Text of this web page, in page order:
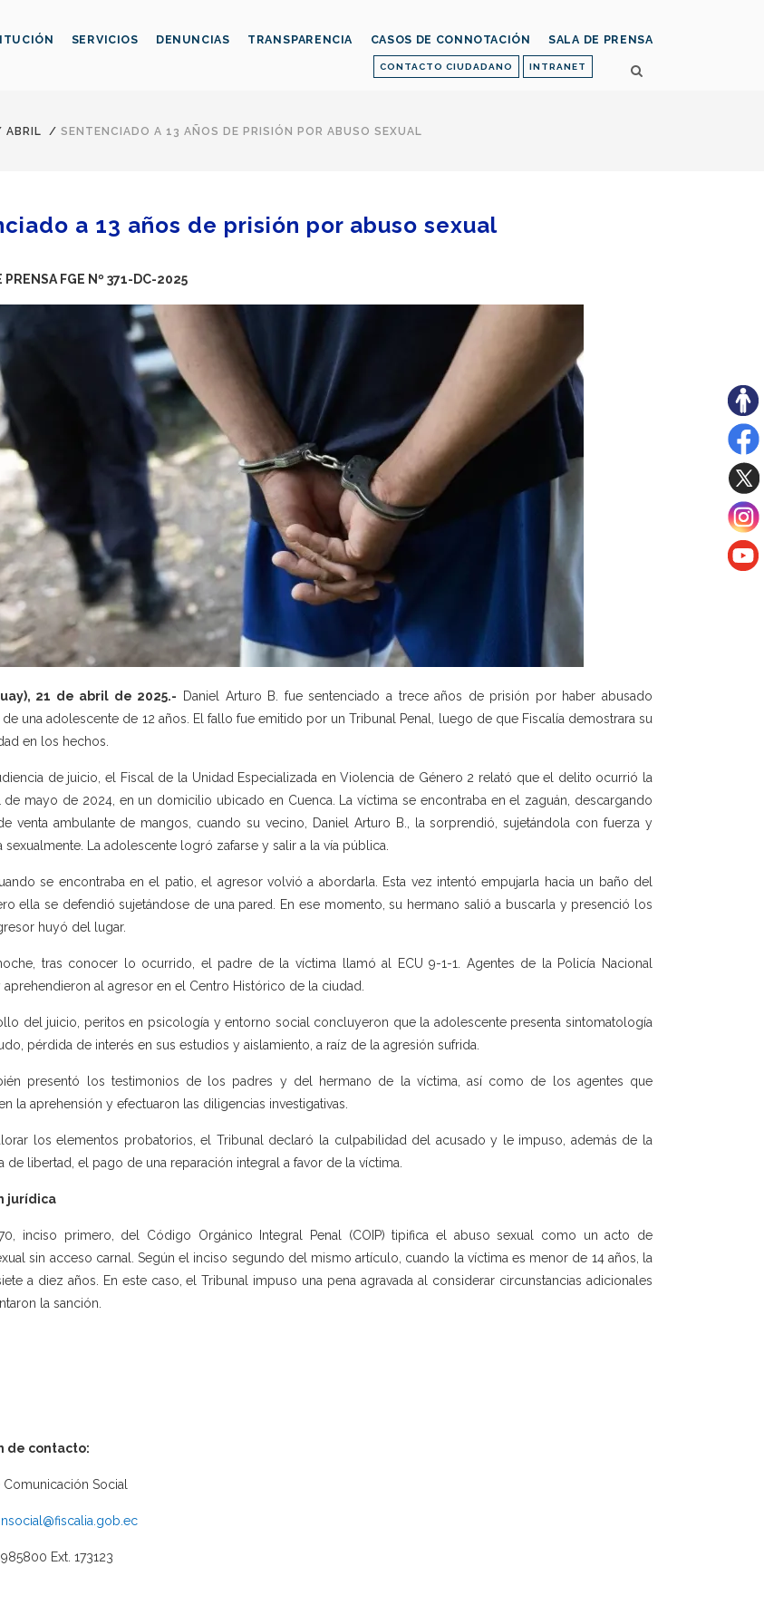
CONTACTO CIUDADANO INTRANET
SERVICIOS DENUNCIAS TRANSPARENCIA CASOS DE CONNOTACIÓN SALA DE PRENSA
ABRIL / SENTENCIADO A 13 AÑOS DE PRISIÓN POR ABUSO SEXUAL
a 13 años de prisión por abuso sexual
PRENSA FGE Nº 371-DC-2025
21 de abril de 2025.- Daniel Arturo B. fue sentenciado a trece años de prisión por haber abusado
una adolescente de 12 años. El fallo fue emitido por un Tribunal Penal, luego de que Fiscalía demostrara su
en los hechos.
de juicio, el Fiscal de la Unidad Especializada en Violencia de Género 2 relató que el delito ocurrió la
de mayo de 2024, en un domicilio ubicado en Cuenca. La víctima se encontraba en el zaguán, descargando
venta ambulante de mangos, cuando su vecino, Daniel Arturo B., la sorprendió, sujetándola con fuerza y
sexualmente. La adolescente logró zafarse y salir a la vía pública.
se encontraba en el patio, el agresor volvió a abordarla. Esta vez intentó empujarla hacia un baño del
ella se defendió sujetándose de una pared. En ese momento, su hermano salió a buscarla y presenció los
huyó del lugar.
tras conocer lo ocurrido, el padre de la víctima llamó al ECU 9-1-1. Agentes de la Policía Nacional
aprehendieron al agresor en el Centro Histórico de la ciudad.
del juicio, peritos en psicología y entorno social concluyeron que la adolescente presenta sintomatología
pérdida de interés en sus estudios y aislamiento, a raíz de la agresión sufrida.
presentó los testimonios de los padres y del hermano de la víctima, así como de los agentes que
la aprehensión y efectuaron las diligencias investigativas.
los elementos probatorios, el Tribunal declaró la culpabilidad del acusado y le impuso, además de la
de libertad, el pago de una reparación integral a favor de la víctima.
jurídica
inciso primero, del Código Orgánico Integral Penal (COIP) tipifica el abuso sexual como un acto de
sin acceso carnal. Según el inciso segundo del mismo artículo, cuando la víctima es menor de 14 años, la
a diez años. En este caso, el Tribunal impuso una pena agravada al considerar circunstancias adicionales
la sanción.
de contacto:
Social
Ext. 173123